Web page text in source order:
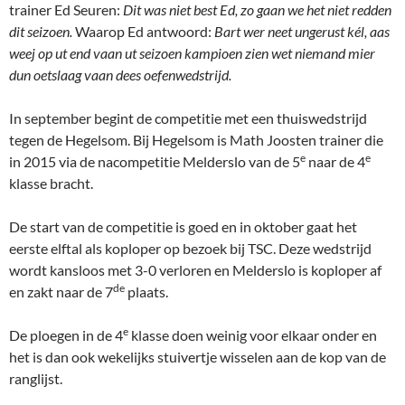
trainer Ed Seuren: Dit was niet best Ed, zo gaan we het niet redden
dit seizoen.Waarop Ed antwoord: Bart wer neet ungerust kél, aas
weej op ut end vaan ut seizoen kampioen zien wet niemand mier
dun oetslaag vaan dees oefenwedstrijd.
In september begint de competitie met een thuiswedstrijd
tegen de Hegelsom. Bij Hegelsom is Math Joosten trainer die
in 2015 via de nacompetitie Melderslo van de 5e naar de 4e
klasse bracht.
De start van de competitie is goed en in oktober gaat het
eerste elftal als koploper op bezoek bij TSC. Deze wedstrijd
wordt kansloos met 3-0 verloren en Melderslo is koploper af
en zakt naar de 7de plaats.
De ploegen in de 4e klasse doen weinig voor elkaar onder en
het is dan ook wekelijks stuivertje wisselen aan de kop van de
ranglijst.